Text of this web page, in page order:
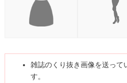
雑誌のくり抜き画像を送って
す。